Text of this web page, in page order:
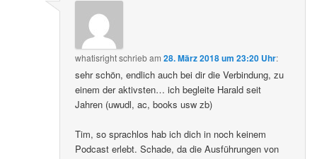
whatisrightschriebam28. März 2018 um 23:20 Uhr:
sehr schön, endlich auch bei dir die Verbindung, zu
einem der aktivsten… ich begleite Harald seit
Jahren (uwudl, ac, books usw zb)
Tim, so sprachlos hab ich dich in noch keinem
Podcast erlebt. Schade, da die Ausführungen von